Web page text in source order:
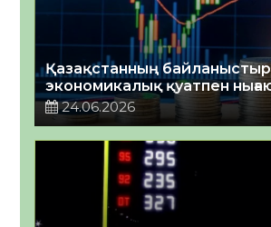
Қазақстанның
экономикалық қуатпен
24.06.2026